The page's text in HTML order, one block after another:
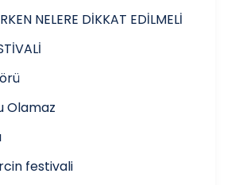
NELERE DİKKAT EDİLMELİ
Olamaz
festivali